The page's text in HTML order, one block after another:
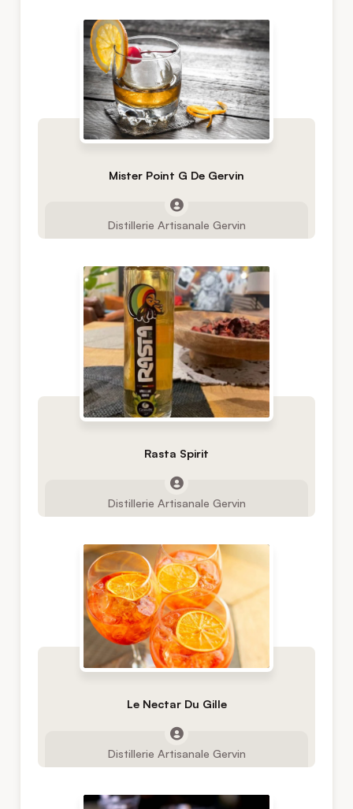
Mister Point G De Gervin
Distillerie Artisanale Gervin
Rasta Spirit
Distillerie Artisanale Gervin
Le Nectar Du Gille
Distillerie Artisanale Gervin